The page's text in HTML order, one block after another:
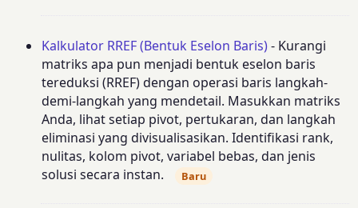
Kalkulator RREF (Bentuk Eselon Baris)- Kurangi
matriks apa pun menjadi bentuk eselon baris
tereduksi (RREF) dengan operasi baris langkah-
demi-langkah yang mendetail. Masukkan matriks
Anda, lihat setiap pivot, pertukaran, dan langkah
eliminasi yang divisualisasikan. Identifikasi rank,
nulitas, kolom pivot, variabel bebas, dan jenis
solusi secara instan.
Baru